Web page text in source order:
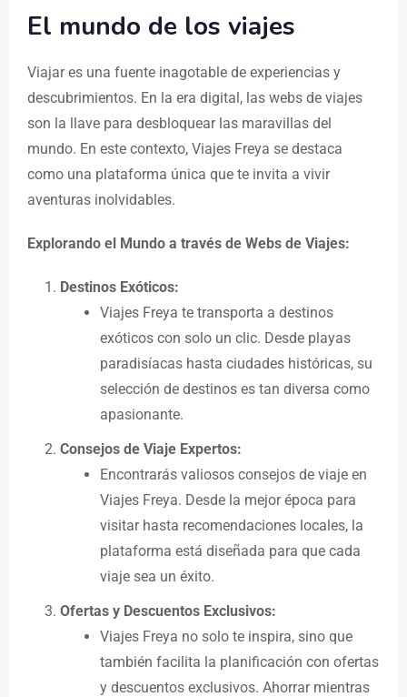
El mundo de los viajes
Viajar es una fuente inagotable de experiencias y
descubrimientos. En la era digital, las webs de viajes
son la llave para desbloquear las maravillas del
mundo. En este contexto, Viajes Freya se destaca
como una plataforma única que te invita a vivir
aventuras inolvidables.
Explorando el Mundo a través de Webs de Viajes:
Destinos Exóticos:
Viajes Freya te transporta a destinos
exóticos con solo un clic. Desde playas
paradisíacas hasta ciudades históricas, su
selección de destinos es tan diversa como
apasionante.
Consejos de Viaje Expertos:
Encontrarás valiosos consejos de viaje en
Viajes Freya. Desde la mejor época para
visitar hasta recomendaciones locales, la
plataforma está diseñada para que cada
viaje sea un éxito.
Ofertas y Descuentos Exclusivos:
Viajes Freya no solo te inspira, sino que
también facilita la planificación con ofertas
y descuentos exclusivos. Ahorrar mientras